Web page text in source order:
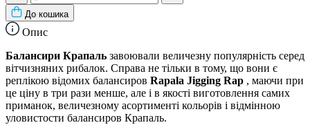
До кошика
Опис
Балансири Крапаль завоювали величезну популярність серед
вітчизняних рибалок. Справа не тільки в тому, що вони є
реплікою відомих балансиров Rapala Jigging Rap , маючи при
це ціну в три рази менше, але і в якості виготовлення самих
приманок, величезному асортименті кольорів і відмінною
уловистости балансиров Крапаль.